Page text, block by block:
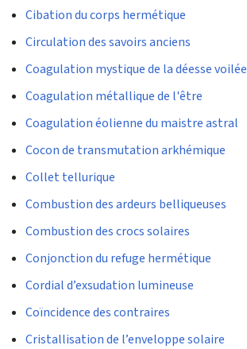
Cibation du corps hermétique
Circulation des savoirs anciens
Coagulation mystique de la déesse voilée
Coagulation métallique de l'être
Coagulation éolienne du maistre astral
Cocon de transmutation arkhémique
Collet tellurique
Combustion des ardeurs belliqueuses
Combustion des crocs solaires
Conjonction du refuge hermétique
Cordial d’exsudation lumineuse
Coïncidence des contraires
Cristallisation de l’enveloppe solaire